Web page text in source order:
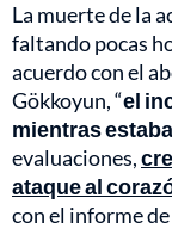
La muerte de la
faltando pocas
acuerdo con el
Gökkoyun, “el
mientras
evaluaciones,
ataque al
con el informe de